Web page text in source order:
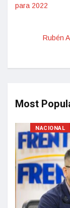
para 2022
Rubén
Most
NACIONAL